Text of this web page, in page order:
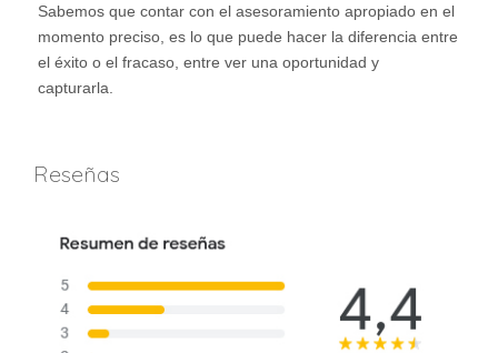
Sabemos que contar con el asesoramiento apropiado en el
momento preciso, es lo que puede hacer la diferencia entre
el éxito o el fracaso, entre ver una oportunidad y
capturarla.
Reseñas